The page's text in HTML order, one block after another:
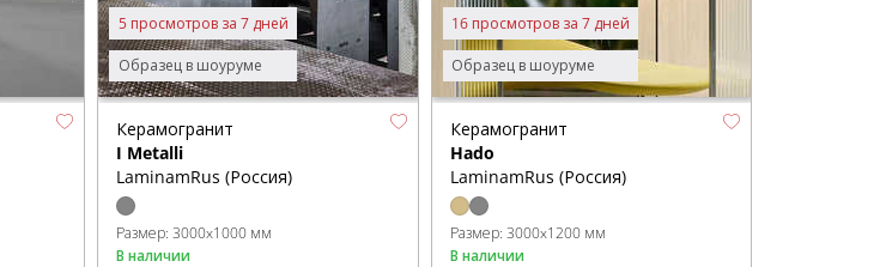
Образец в шоуруме
5 просмотров за 7 дней
Керамогранит
I Metalli
LaminamRus (Россия)
Размер:3000x1000 мм
В наличии
Образец в шоуруме
16 просмотров за 7 дней
Керамогранит
Hado
LaminamRus (Россия)
Размер: 3000x1200 мм
В наличии